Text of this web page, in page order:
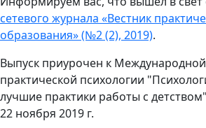
сетевого журнала «Вестник
образования» (№2 (2), 2019).
Выпуск приурочен к
практической психологии
лучшие практики работы с
22 ноября 2019 г.